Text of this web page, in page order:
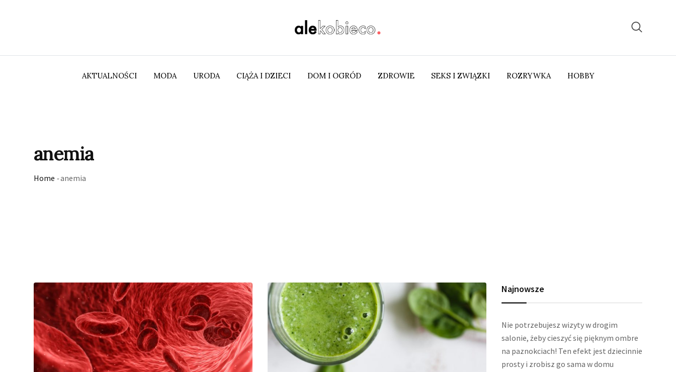
AKTUALNOŚCI MODA URODA CIĄŻA I DZIECI DOM I OGRÓD ZDROWIE SEKS I ZWIĄZKI ROZRYWKA HOBBY
anemia
Home -anemia
Najnowsze
Nie potrzebujesz wizyty w drogim
salonie, żeby cieszyć się pięknym ombre
na paznokciach! Ten efekt jest dziecinnie
prosty i zrobisz go sama w domu